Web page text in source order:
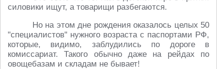
силовики ищут, а товарищи разбегаются.
Но на этом дне рождения оказалось целых 50
"специалистов" нужного возраста с паспортами РФ,
которые, видимо, заблудились по дороге в
комиссариат. Такого обычно даже на рейдах по
овощебазам и складам не бывает!